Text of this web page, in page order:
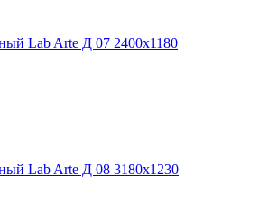
Lab Arte Д 07 2400х1180
Lab Arte Д 08 3180х1230